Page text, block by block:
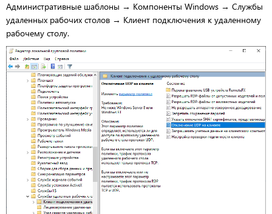
Административные шаблоны → Компоненты Windows → Службы
удаленных рабочих столов → Клиент подключения к удаленному
рабочему столу.